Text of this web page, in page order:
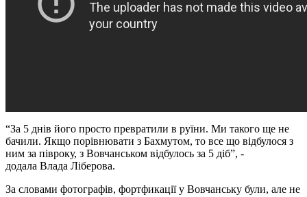
“За 5 днів його просто превратили в руїни. Ми такого ще не
бачили. Якщо порівнювати з Бахмутом, то все що відбулося з
ним за півроку, з Вовчанськом відбулось за 5 діб”, -
додала Влада Ліберова.
За словами фотографів, фортфикації у Вовчанську були, але не